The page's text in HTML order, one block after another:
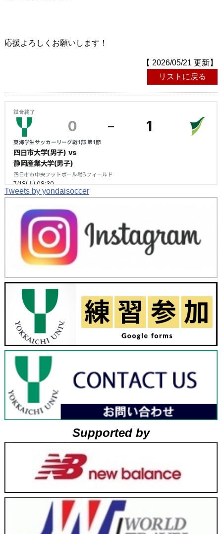
応援よろしくお願いします！
【 2026/05/21 更新】
リストに戻る
Tweets by yondaisoccer
Supported by